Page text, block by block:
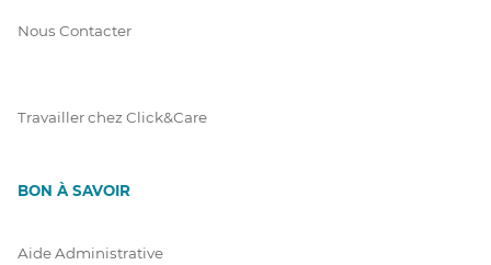
Nous Contacter
Travailler chez Click&Care
BON À SAVOIR
Aide Administrative